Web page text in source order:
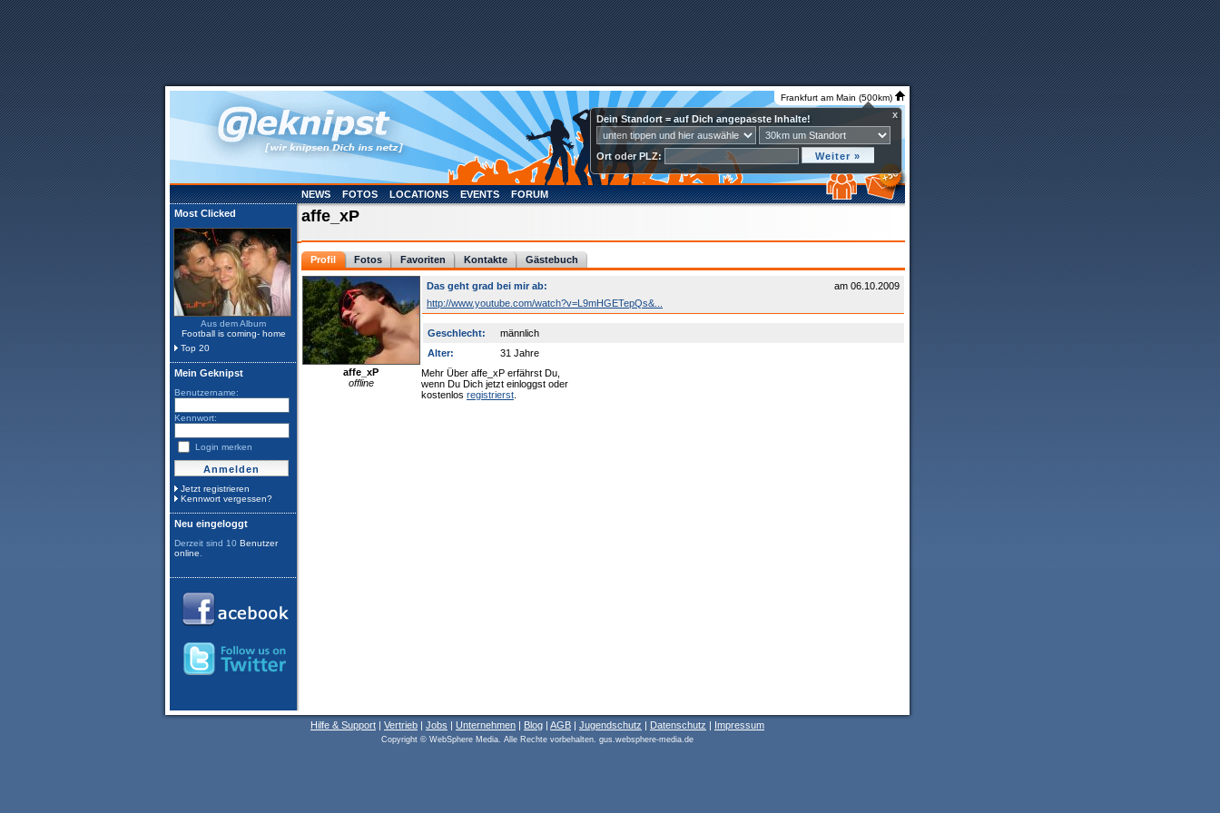
Frankfurt am Main (500km)
Dein Standort = auf Dich angepasste Inhalte! x
Ort oder PLZ:
NEWS FOTOS LOCATIONS EVENTS
FORUM
Most Clicked
Aus dem Album
Football is coming- home
Top 20
Mein Geknipst
Benutzername:
Kennwort:
Login merken
Jetzt registrieren
Kennwort vergessen?
Neu eingeloggt
Derzeit sind 10 Benutzer
online
affe_xP
Profil Fotos Favoriten Kontakte Gästebuch
affe_xP
offline
Das geht grad bei mir ab:
am 06.10.2009
http://www.youtube.com/watch?v=L9mHGETepQs&...
Geschlecht:
männlich
Alter:
31 Jahre
Mehr Über affe_xP erfährst Du,
wenn Du Dich jetzt einloggst oder
kostenlos registrierst
Hilfe & Support | Vertrieb | Jobs | Unternehmen | Blog | AGB | Jugendschutz | Datenschutz | Impressum
Copyright © WebSphere Media. Alle Rechte vorbehalten. gus.websphere-media.de